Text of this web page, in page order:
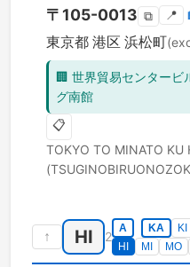
〒 105-0013 ⧉ 📍
東京都 港区 浜松町
🏢 世界貿易センタービ
グ南館
📋
TOKYO TO MINATO KU
↑ HI 2
A KA KI
HI
MI MO